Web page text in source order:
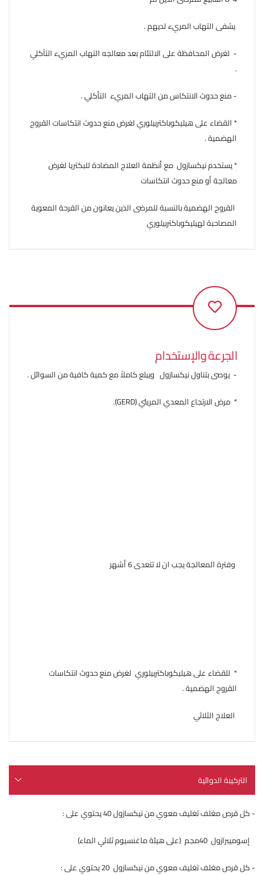
يشفى التهاب المريء لديهم .
- لغرض المحافظة على الالتئام بعد معالجه التهاب المريء التآكلي
.
- منع حدوث الانتكاس من التهاب المريء التأكلي .
* القضاء على هيليكوباكتربيلوري لغرض منع حدوث انتكاسات القروح
الهضمية .
* يستخدم نيكسازول مع أنظمة العلاج المضادة للبكتريا لغرض
معالجة أو منع حدوث انتكاسات
القروح الهضمية بالنسبة للمرضى الذين يعانون من القرحة المعوية
المصاحبة لهيليكوباكتربيلوري
الجرعة والإستخدام
- يوصى بتناول نيكسازول ويبلع كاملاً مع كمية كافية من السوائل .
* مرض الارتجاع المعدي المريئي (GERD).
وفترة المعالجة يجب ان لا تتعدى 6 أشهر
* للقضاء على هيليكوباكتربيلوري لغرض منع حدوث انتكاسات
القروح الهضمية .
العلاج الثلاثي
التركيبة الدوائية
- كل قرص مغلف تغليف معوي من نيكسازول 40 يحتوي على :
إسوميبرازول 40مجم (على هيئة ماغنسيوم ثلاثي الماء)
- كل قرص مغلف تغليف معوي من نيكسازول 20 يحتوي على :